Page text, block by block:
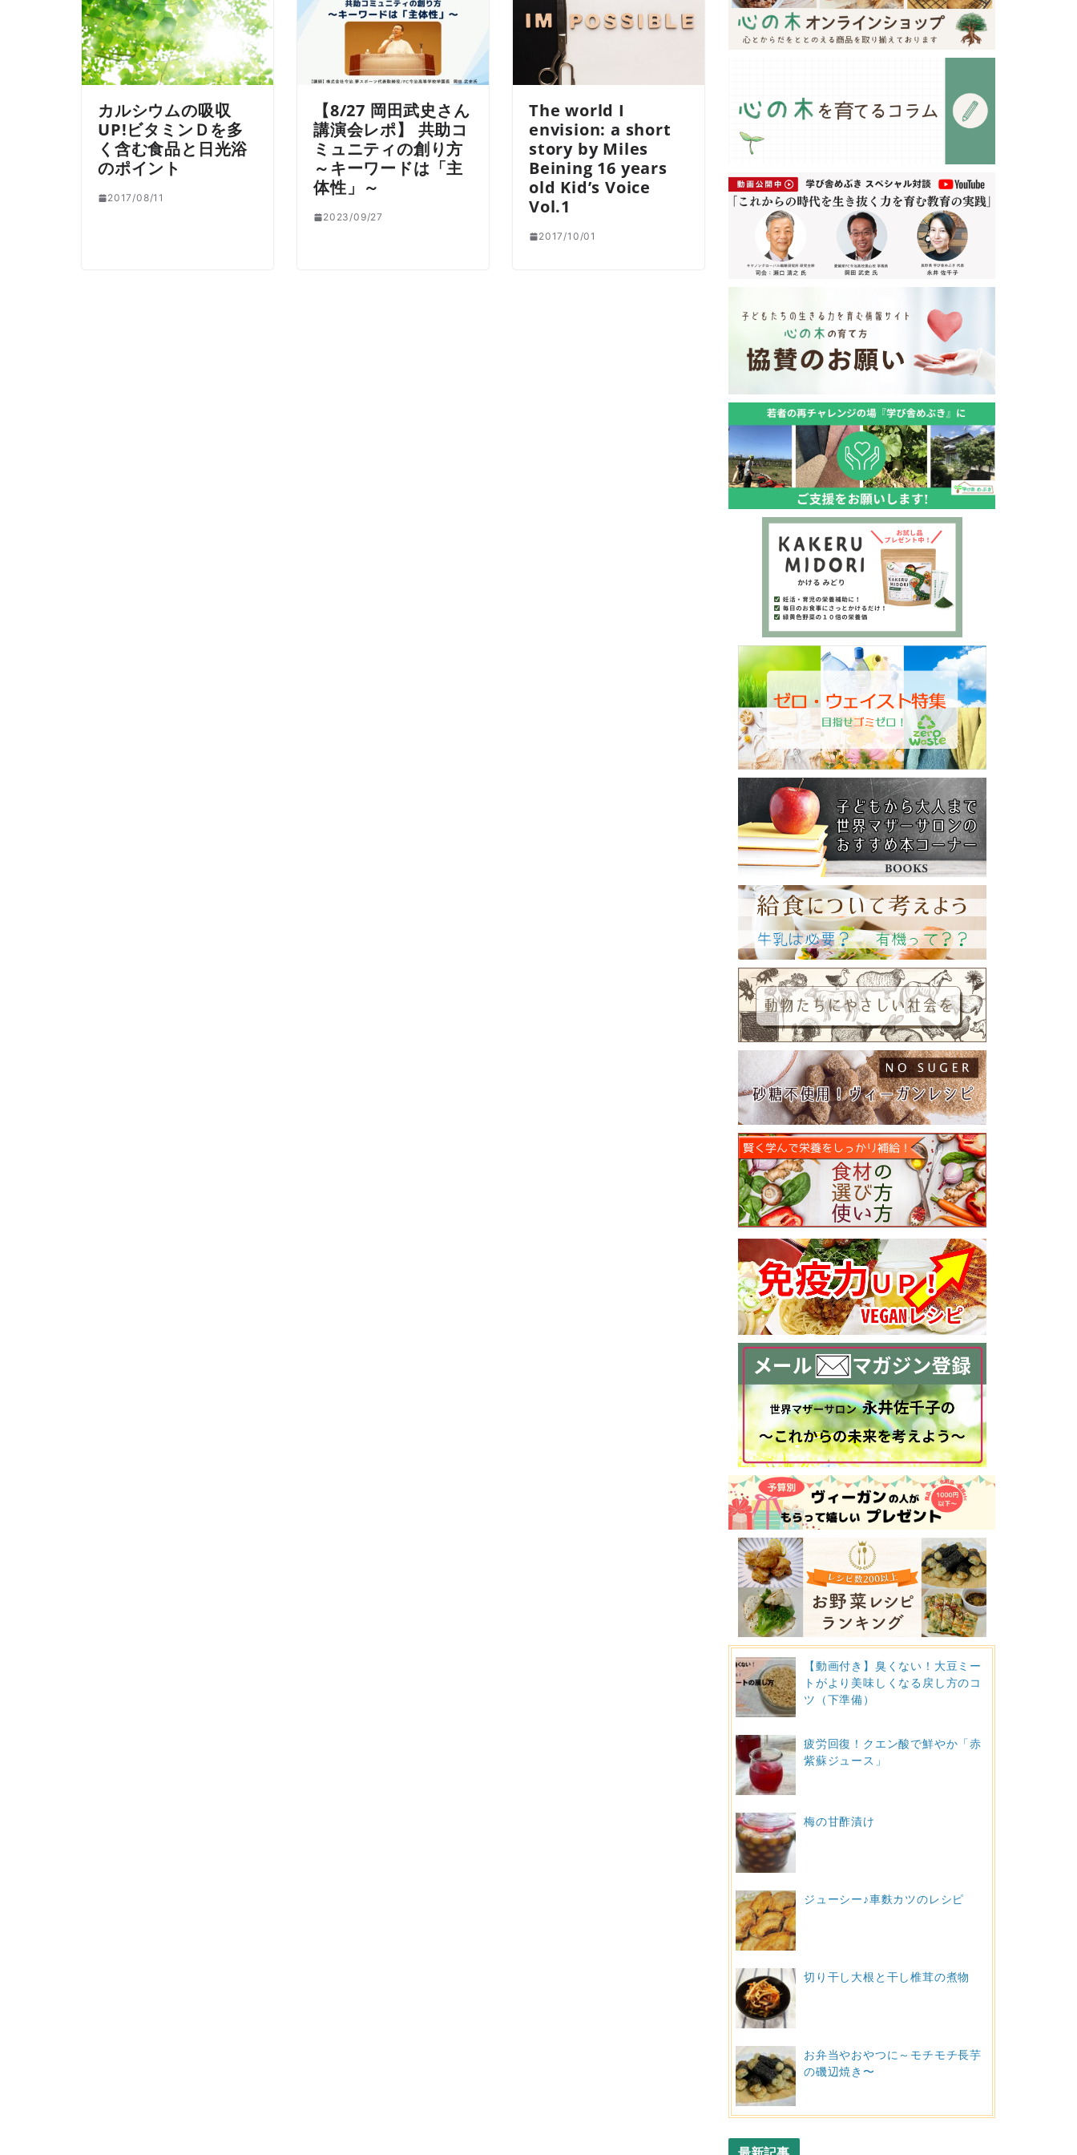
カルシウムの吸収
UP!ビタミンＤを多
く含む食品と日光浴
のポイント
2017/08/11
【8/27 岡田武史さん
講演会レポ】 共助コ
ミュニティの創り方
～キーワードは「主
体性」～
2023/09/27
The world I
envision: a short
story by Miles
Beining 16 years
old Kid’s Voice
Vol.1
2017/10/01
【動画付き】臭くない！大豆ミー
トがより美味しくなる戻し方のコ
ツ（下準備）
疲労回復！クエン酸で鮮やか「赤
紫蘇ジュース」
梅の甘酢漬け
ジューシー♪車麩カツのレシピ
切り干し大根と干し椎茸の煮物
お弁当やおやつに～モチモチ長芋
の磯辺焼き〜